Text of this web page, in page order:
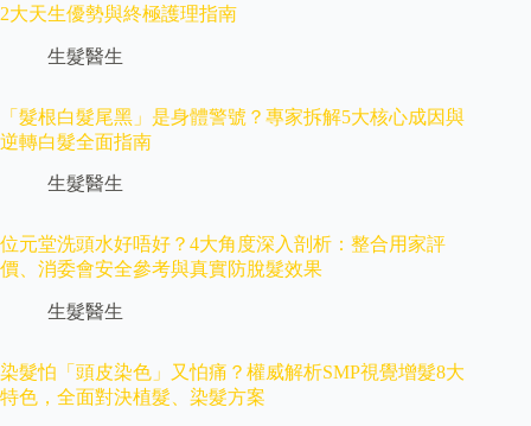
2大天生優勢與終極護理指南
生髮醫生
「髮根白髮尾黑」是身體警號？專家拆解5大核心成因與
逆轉白髮全面指南
生髮醫生
位元堂洗頭水好唔好？4大角度深入剖析：整合用家評
價、消委會安全參考與真實防脫髮效果
生髮醫生
染髮怕「頭皮染色」又怕痛？權威解析SMP視覺增髮8大
特色，全面對決植髮、染髮方案